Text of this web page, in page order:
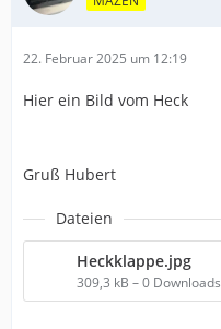
22. Februar 2025 um 12:19
Hier ein Bild vom Heck
Gruß Hubert
Dateien
Heckklappe.jpg
309,3 kB – 0 Downloads